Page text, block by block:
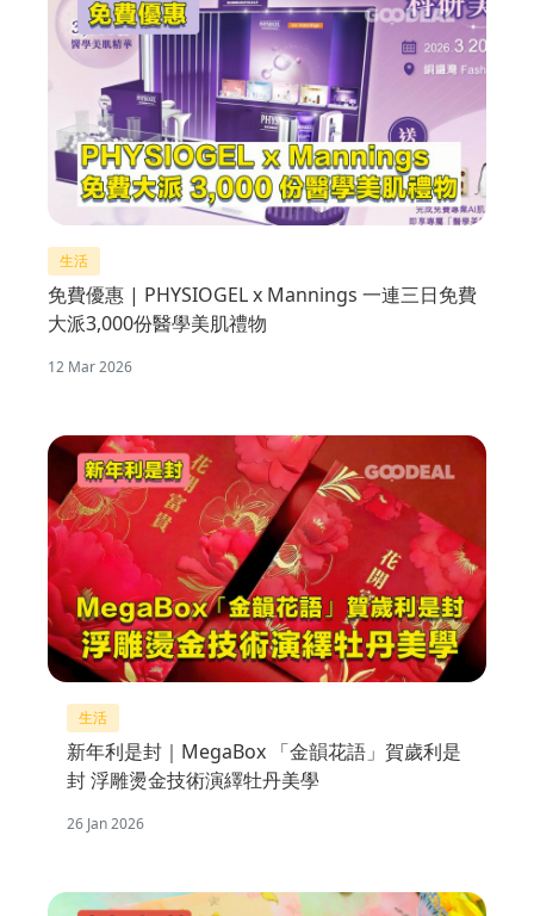
生活
免費優惠 | PHYSIOGEL x Mannings 一連三日免費
大派3,000份醫學美肌禮物
12 Mar 2026
生活
新年利是封｜MegaBox 「金韻花語」賀歲利是
封 浮雕燙金技術演繹牡丹美學
26 Jan 2026